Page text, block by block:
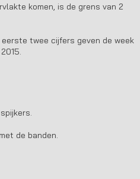
komen, is de grens van 2
twee cijfers geven de week
de banden.